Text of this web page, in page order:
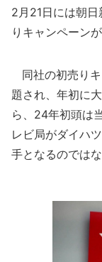
2月21日には朝
りキャンペーン
同社の初売り
題され、年初に
ら、24年初頭は
レビ局がダイハ
手となるのではな